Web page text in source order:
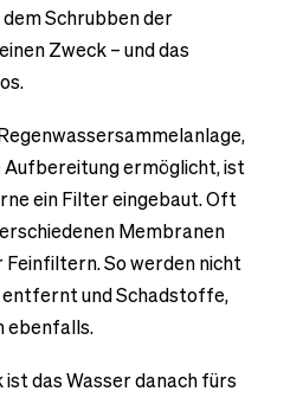
Schrubben der
Zweck – und das
Aufbereitung ermöglicht, ist
ein Filter eingebaut. Oft
Membranen
So werden nicht
und Schadstoffe,
ebenfalls.
das Wasser danach fürs